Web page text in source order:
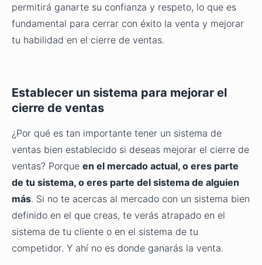
permitirá ganarte su confianza y respeto, lo que es
fundamental para cerrar con éxito la venta y mejorar
tu habilidad en el cierre de ventas.
Establecer un sistema para mejorar el
cierre de ventas
¿Por qué es tan importante tener un sistema de
ventas bien establecido si deseas mejorar el cierre de
ventas? Porque en el mercado actual, o eres parte
de tu sistema, o eres parte del sistema de alguien
más. Si no te acercas al mercado con un sistema bien
definido en el que creas, te verás atrapado en el
sistema de tu cliente o en el sistema de tu
competidor. Y ahí no es donde ganarás la venta.